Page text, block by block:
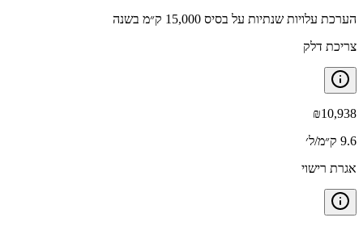
הערכת עלויות שנתיות על בסיס 15,000 ק״מ בשנה
צריכת דלק
₪10,938
9.6 ק״מ/ל׳
אגרת רישוי